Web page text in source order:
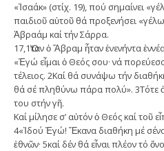
«Ἰσαάκ» (στίχ. 19), πού σημαίνει
παιδιοῦ αὐτοῦ θά προξενήσει
Ἀβραάμ καί τήν Σάρρα.
17,1Ὅταν ὁ Ἅβραμ ἦταν ἐνενήντα
«Ἐγώ εἶμαι ὁ Θεός σου· νά
τέλειος. 2Καί θά συνάψω τήν
θά σέ πληθύνω πάρα πολύ».
του στήν γῆ.
Καί μίλησε σ’ αὐτόν ὁ Θεός καί τοῦ
4«Ἰδού Ἐγώ! Ἔκανα διαθήκη μέ
ἐθνῶν· 5καί δέν θά εἶναι πλέον